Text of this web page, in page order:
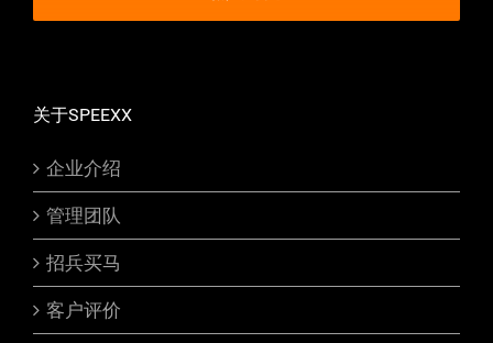
关于SPEEXX
企业介绍
管理团队
招兵买马
客户评价